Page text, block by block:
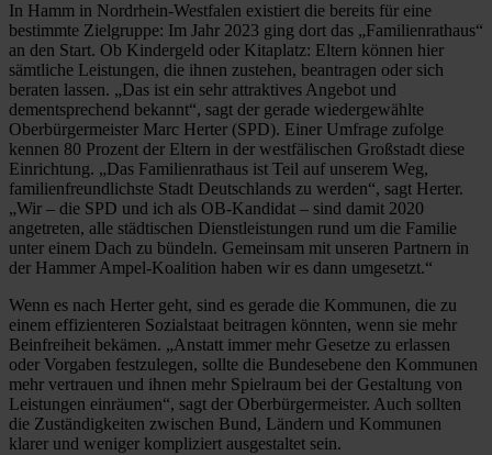
In Hamm in Nordrhein-Westfalen existiert die bereits für eine
bestimmte Zielgruppe: Im Jahr 2023 ging dort das „Familienrathaus“
an den Start. Ob Kindergeld oder Kitaplatz: Eltern können hier
sämtliche Leistungen, die ihnen zustehen, beantragen oder sich
beraten lassen. „Das ist ein sehr attraktives Angebot und
dementsprechend bekannt“, sagt der gerade wiedergewählte
Oberbürgermeister Marc Herter (SPD). Einer Umfrage zufolge
kennen 80 Prozent der Eltern in der westfälischen Großstadt diese
Einrichtung. „Das Familienrathaus ist Teil auf unserem Weg,
familien­freundlichste Stadt Deutschlands zu werden“, sagt Herter.
„Wir – die SPD und ich als OB-Kandidat – sind damit 2020
angetreten, alle städtischen Dienstleistungen rund um die Familie
unter einem Dach zu bündeln. Gemeinsam mit unseren Partnern in
der Hammer Ampel-Koalition haben wir es dann ­umgesetzt.“
Wenn es nach Herter geht, sind es gerade die Kommunen, die zu
einem effi­zienteren Sozialstaat beitragen könnten, wenn sie mehr
Beinfreiheit bekämen. „Anstatt immer mehr Gesetze zu erlassen
oder Vorgaben festzulegen, sollte die Bundesebene den Kommunen
mehr vertrauen und ihnen mehr Spielraum bei der Gestaltung von
Leistungen einräumen“, sagt der Oberbürgermeister. Auch sollten
die Zuständigkeiten zwischen Bund, Ländern und Kommunen
klarer und weniger kompliziert ausgestaltet sein.